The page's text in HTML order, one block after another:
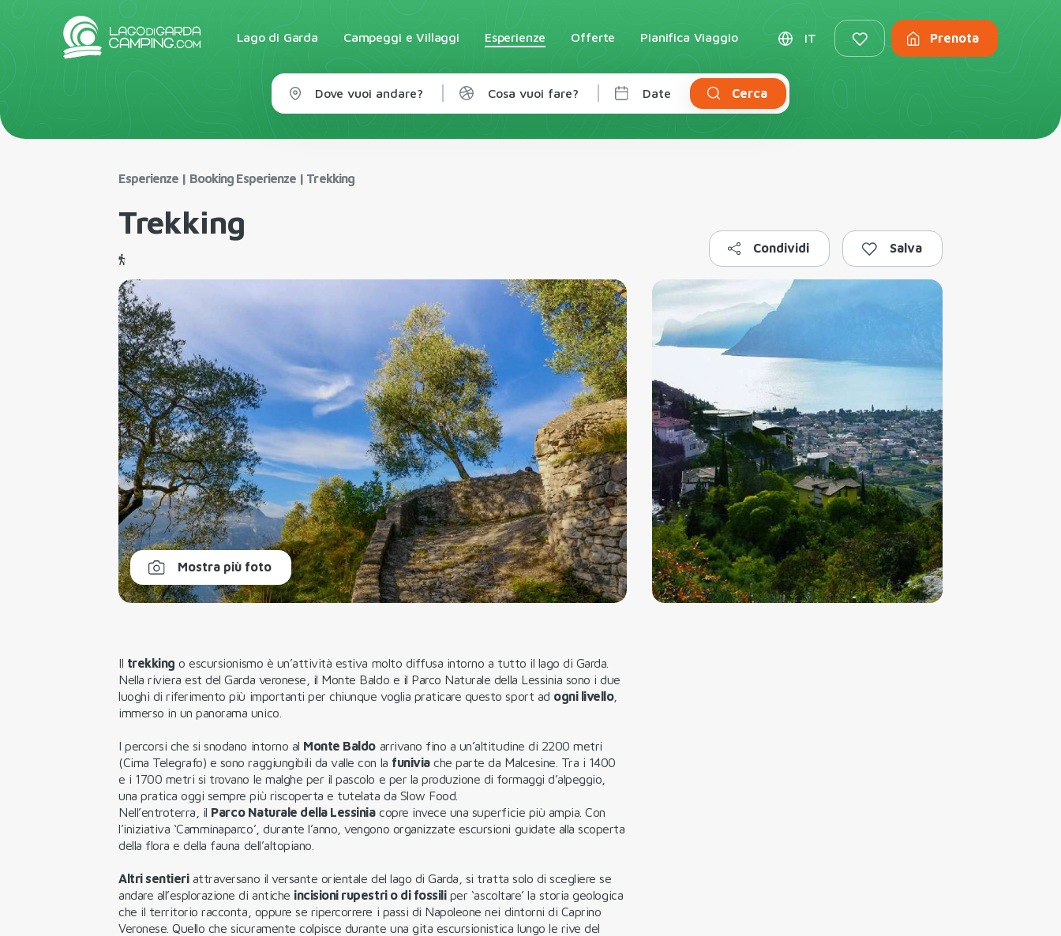
Lago di Garda Campeggi e Villaggi Esperienze Offerte Pianifica Viaggio IT Prenota
Dove vuoi andare? Cosa vuoi fare? Date Cerca
Esperienze | Booking Esperienze | Trekking
Trekking
Condividi Salva
Mostra più foto
Il trekking o escursionismo è un’attività estiva molto diffusa intorno a tutto il lago di Garda.
Nella riviera est del Garda veronese, il Monte Baldo e il Parco Naturale della Lessinia sono i due
luoghi di riferimento più importanti per chiunque voglia praticare questo sport ad ogni livello,
immerso in un panorama unico.
I percorsi che si snodano intorno al Monte Baldo arrivano fino a un’altitudine di 2200 metri
(Cima Telegrafo) e sono raggiungibili da valle con la funivia che parte da Malcesine. Tra i 1400
e i 1700 metri si trovano le malghe per il pascolo e per la produzione di formaggi d’alpeggio,
una pratica oggi sempre più riscoperta e tutelata da Slow Food.
Nell’entroterra, il Parco Naturale della Lessinia copre invece una superficie più ampia. Con
l’iniziativa ‘Camminaparco’, durante l’anno, vengono organizzate escursioni guidate alla scoperta
della flora e della fauna dell’altopiano.
Altri sentieri attraversano il versante orientale del lago di Garda, si tratta solo di scegliere se
andare all’esplorazione di antiche incisioni rupestri o di fossili per ‘ascoltare’ la storia geologica
che il territorio racconta, oppure se ripercorrere i passi di Napoleone nei dintorni di Caprino
Veronese. Quello che sicuramente colpisce durante una gita escursionistica lungo le rive del